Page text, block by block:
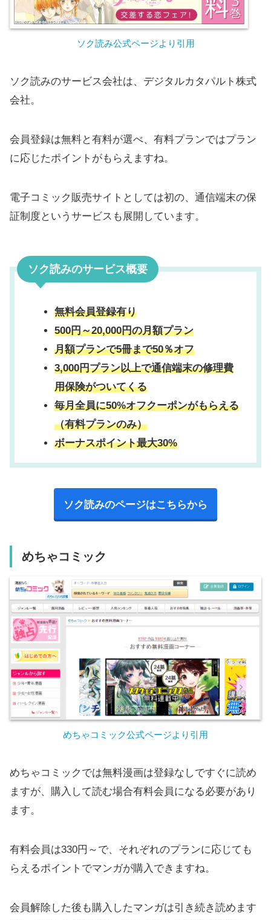
ソク読み公式ページより引用
ソク読みのサービス会社は、デジタルカタパルト株式
会社。
会員登録は無料と有料が選べ、有料プランではプラン
に応じたポイントがもらえますね。
電子コミック販売サイトとしては初の、通信端末の保
証制度というサービスも展開しています。
ソク読みのサービス概要
無料会員登録有り
500円～20,000円の月額プラン
月額プランで5冊まで50％オフ
3,000円プラン以上で通信端末の修理費
用保険がついてくる
毎月全員に50%オフクーポンがもらえる
（有料プランのみ）
ボーナスポイント最大30%
ソク読みのページはこちらから
めちゃコミック
めちゃコミック公式ページより引用
めちゃコミックでは無料漫画は登録なしですぐに読め
ますが、購入して読む場合有料会員になる必要があり
ます。
有料会員は330円～で、それぞれのプランに応じても
らえるポイントでマンガが購入できますね。
会員解除した後も購入したマンガは引き続き読めます